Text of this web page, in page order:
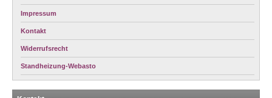
Impressum
Kontakt
Widerrufsrecht
Standheizung-Webasto